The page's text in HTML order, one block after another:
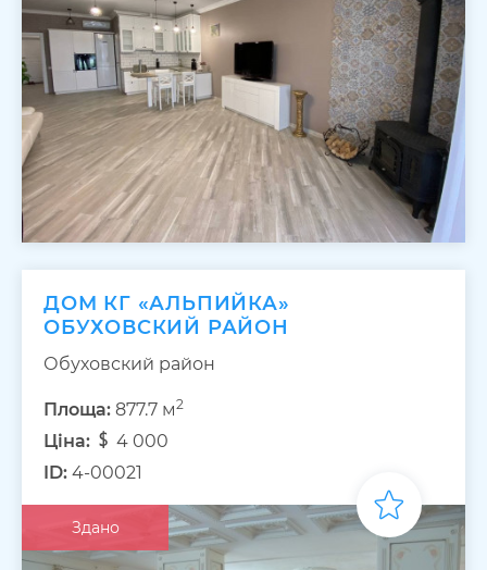
ДОМ КГ «АЛЬПИЙКА»
ОБУХОВСКИЙ РАЙОН
Обуховский район
Площа: 877.7 м2
Ціна:
4 000
ID: 4-00021
Здано